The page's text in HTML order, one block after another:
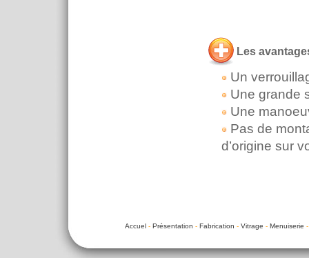
Les
Un
Une grande
Une
Pas de
d’origine sur
Accuel - Présentation - Fabrication - Vitrage - Menuiserie